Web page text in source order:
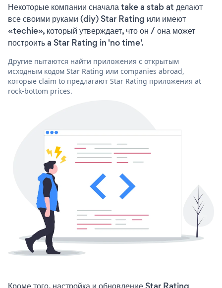
Некоторые компании сначала take a stab at делают
все своими руками (diy) Star Rating или имеют
«techie», который утверждает, что он / она может
построить a Star Rating in 'no time'.
Другие пытаются найти приложения с открытым
исходным кодом Star Rating или companies abroad,
которые claim to предлагают Star Rating приложения at
rock-bottom prices.